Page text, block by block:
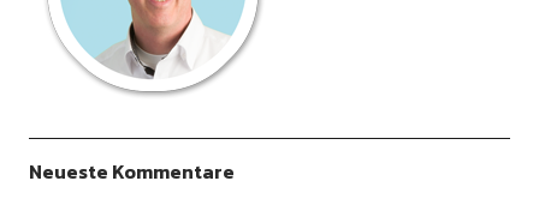
Neueste Kommentare